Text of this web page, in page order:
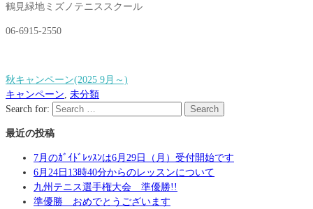
鶴見緑地ミズノテニススクール
06-6915-2550
秋キャンペーン(2025 9月～)
キャンペーン 未分類
Search for:
Search
最近の投稿
7月のｶﾞｲﾄﾞﾚｯｽﾝは6月29日（月）受付開始です
6月24日13時40分からのレッスンについて
九州テニス選手権大会 準優勝!!
準優勝 おめでとうございます